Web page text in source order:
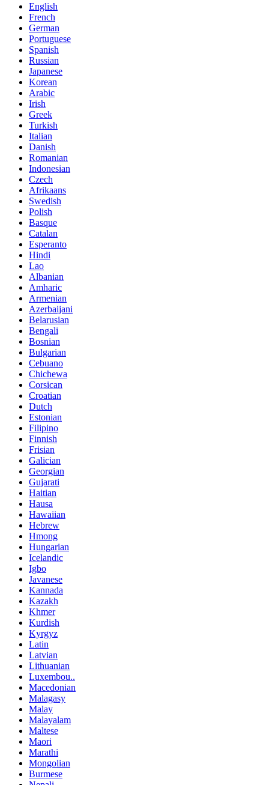
English
French
German
Portuguese
Spanish
Russian
Japanese
Korean
Arabic
Irish
Greek
Turkish
Italian
Danish
Romanian
Indonesian
Czech
Afrikaans
Swedish
Polish
Basque
Catalan
Esperanto
Hindi
Lao
Albanian
Amharic
Armenian
Azerbaijani
Belarusian
Bengali
Bosnian
Bulgarian
Cebuano
Chichewa
Corsican
Croatian
Dutch
Estonian
Filipino
Finnish
Frisian
Galician
Georgian
Gujarati
Haitian
Hausa
Hawaiian
Hebrew
Hmong
Hungarian
Icelandic
Igbo
Javanese
Kannada
Kazakh
Khmer
Kurdish
Kyrgyz
Latin
Latvian
Lithuanian
Luxembou..
Macedonian
Malagasy
Malay
Malayalam
Maltese
Maori
Marathi
Mongolian
Burmese